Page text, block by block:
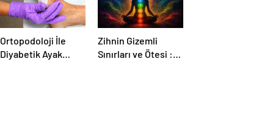
Ortopodoloji İle
Diyabetik Ayak
Zihnin Gizemli
Sınırları ve Ötesi :